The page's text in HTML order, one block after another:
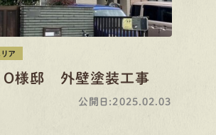
ア
様邸 外壁塗装工事
公開日:2025.02.03